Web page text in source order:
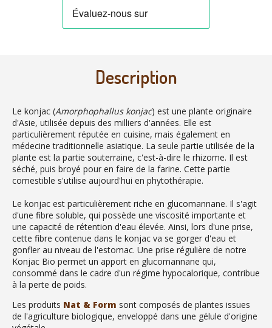
Description
Le konjac (Amorphophallus konjac) est une plante originaire
d'Asie, utilisée depuis des milliers d'années. Elle est
particulièrement réputée en cuisine, mais également en
médecine traditionnelle asiatique. La seule partie utilisée de la
plante est la partie souterraine, c'est-à-dire le rhizome. Il est
séché, puis broyé pour en faire de la farine. Cette partie
comestible s'utilise aujourd'hui en phytothérapie.
Le konjac est particulièrement riche en glucomannane. Il s'agit
d'une fibre soluble, qui possède une viscosité importante et
une capacité de rétention d'eau élevée. Ainsi, lors d'une prise,
cette fibre contenue dans le konjac va se gorger d'eau et
gonfler au niveau de l'estomac. Une prise régulière de notre
Konjac Bio permet un apport en glucomannane qui,
consommé dans le cadre d'un régime hypocalorique, contribue
à la perte de poids.
Les produits Nat & Form sont composés de plantes issues
de l'agriculture biologique, enveloppé dans une gélule d'origine